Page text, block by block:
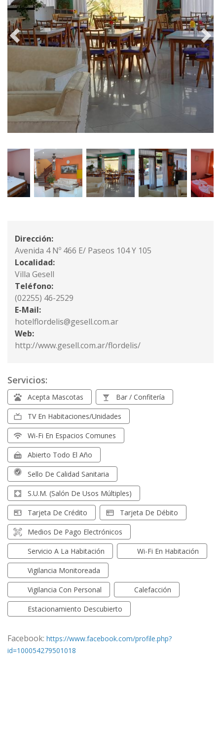
Dirección:
Avenida 4 Nº 466 E/ Paseos 104 Y 105
Localidad:
Villa Gesell
Teléfono:
(02255) 46-2529
E-Mail:
hotelflordelis@gesell.com.ar
Web:
http://www.gesell.com.ar/flordelis/
Servicios:
Acepta Mascotas Bar / Confitería
TV En Habitaciones/unidades
Wi-Fi En Espacios Comunes
Abierto Todo El Año
Sello De Calidad Sanitaria
S.U.M. (Salón De Usos Múltiples)
Tarjeta De Crédito Tarjeta De Débito
Medios De Pago Electrónicos
Servicio A La Habitación Wi-Fi En Habitación
Vigilancia Monitoreada
Vigilancia Con Personal Calefacción
Estacionamiento Descubierto
Facebook: https://www.facebook.com/profile.php?
id=100054279501018